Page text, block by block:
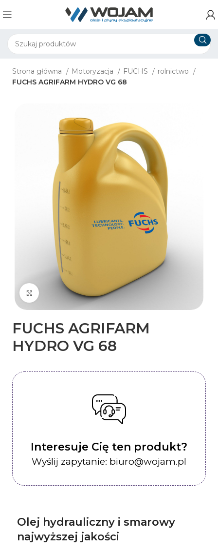
Strona główna Motoryzacja FUCHS
rolnictwo
FUCHS AGRIFARM HYDRO VG 68
Kliknij, aby powiększyć
FUCHS AGRIFARM
HYDRO VG 68
Interesuje Cię ten produkt?
Wyślij zapytanie: biuro@wojam.pl
Olej hydrauliczny i smarowy
najwyższej jakości